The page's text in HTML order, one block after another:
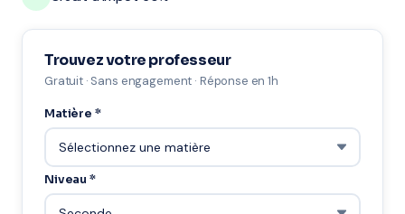
Trouvez votre professeur
Gratuit · Sans engagement · Réponse en 1h
Matière *
Niveau *